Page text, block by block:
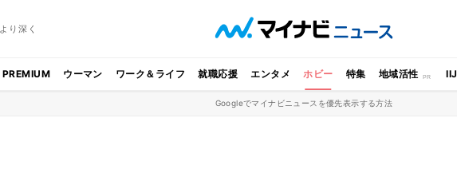
り深く
PREMIUM ウーマン ワーク＆ライフ 就職応援 エンタメ ホビー 特集 地域活性 IIJ
Googleでマイナビニュースを優先表示する方法